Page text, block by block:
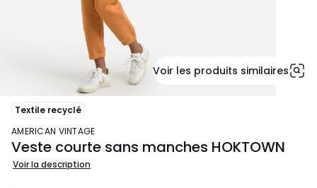
Voir les produits similaires
Textile recyclé
AMERICAN VINTAGE
Veste courte sans manches HOKTOWN
Voir la description